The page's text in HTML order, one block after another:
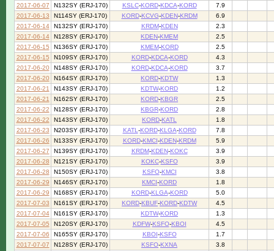
2017-06-07
N132SY (ERJ-170) KSLC-KORD-KDCA-KORD
7.9
2017-06-13
N114SY (ERJ-170) KORD-KCVG-KDEN-KRDM
6.9
2017-06-14
N132SY (ERJ-170) KRDM-KDEN
2.3
2017-06-14
N128SY (ERJ-170) KDEN-KMEM
2.5
2017-06-15
N136SY (ERJ-170) KMEM-KORD
2.5
2017-06-15
N109SY (ERJ-170) KORD-KDCA-KORD
4.3
2017-06-20
N148SY (ERJ-170) KORD-KDCA-KORD
3.7
2017-06-20
N164SY (ERJ-170) KORD-KDTW
1.3
2017-06-21
N143SY (ERJ-170) KDTW-KORD
1.2
2017-06-21
N162SY (ERJ-170) KORD-KBGR
2.5
2017-06-22
N128SY (ERJ-170) KBGR-KORD
2.8
2017-06-22
N143SY (ERJ-170) KORD-KATL
1.8
2017-06-23
N203SY (ERJ-170) KATL -KORD-KLGA-KORD
7.8
2017-06-26
N133SY (ERJ-170) KORD-KMCI-KDEN-KRDM
5.9
2017-06-27
N139SY (ERJ-170) KRDM-KDEN-KOKC
3.9
2017-06-28
N121SY (ERJ-170) KOKC-KSFO
3.9
2017-06-28
N150SY (ERJ-170) KSFO-KMCI
3.8
2017-06-29
N146SY (ERJ-170) KMCI-KORD
1.8
2017-06-29
N168SY (ERJ-170) KORD-KLGA-KORD
5.0
2017-07-03
N161SY (ERJ-170) KORD-KBUF-KORD-KDTW
4.5
2017-07-04
N161SY (ERJ-170) KDTW-KORD
1.3
2017-07-05
N120SY (ERJ-170) KDFW-KSFO-KBOI
4.5
2017-07-06
N165SY (ERJ-170) KBOI-KSFO
1.7
2017-07-07
N128SY (ERJ-170) KSFO-KXNA
3.8